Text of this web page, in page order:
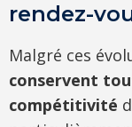
rendez-
Malgré ces
conservent
compétitivité